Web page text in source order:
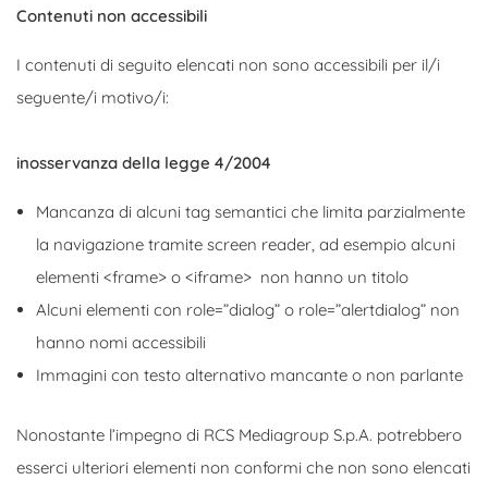
Contenuti non accessibili
I contenuti di seguito elencati non sono accessibili per il/i
seguente/i motivo/i:
inosservanza della legge 4/2004
Mancanza di alcuni tag semantici che limita parzialmente
la navigazione tramite screen reader, ad esempio alcuni
elementi <frame> o <iframe> non hanno un titolo
Alcuni elementi con role=”dialog” o role=”alertdialog” non
hanno nomi accessibili
Immagini con testo alternativo mancante o non parlante
Nonostante l’impegno di RCS Mediagroup S.p.A. potrebbero
esserci ulteriori elementi non conformi che non sono elencati